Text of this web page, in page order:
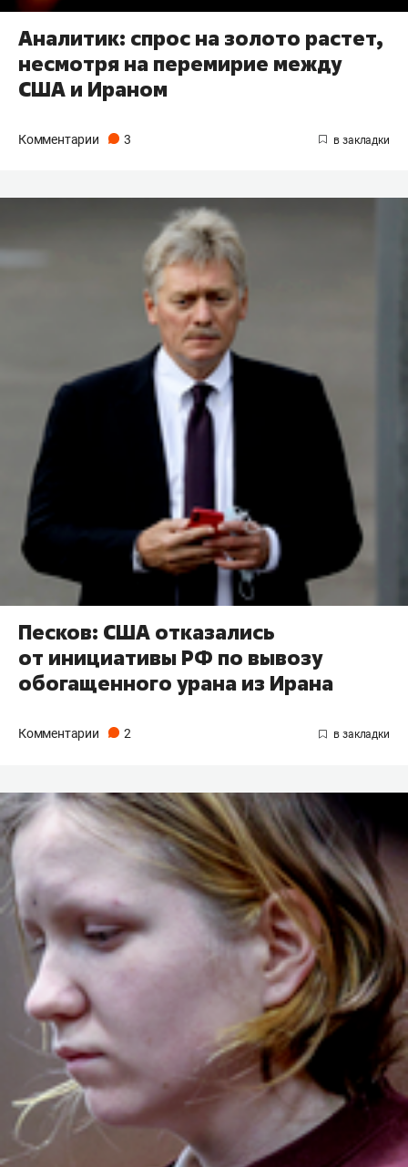
Аналитик: спрос на золото растет,
несмотря на перемирие между
США и Ираном
Комментарии 3
Песков: США отказались
от инициативы РФ по вывозу
обогащенного урана из Ирана
Комментарии 2